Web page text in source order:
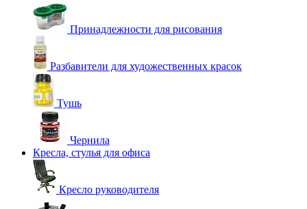
Принадлежности для рисования
Разбавители для художественных красок
Тушь
Чернила
Кресла, стулья для офиса
Кресло руководителя